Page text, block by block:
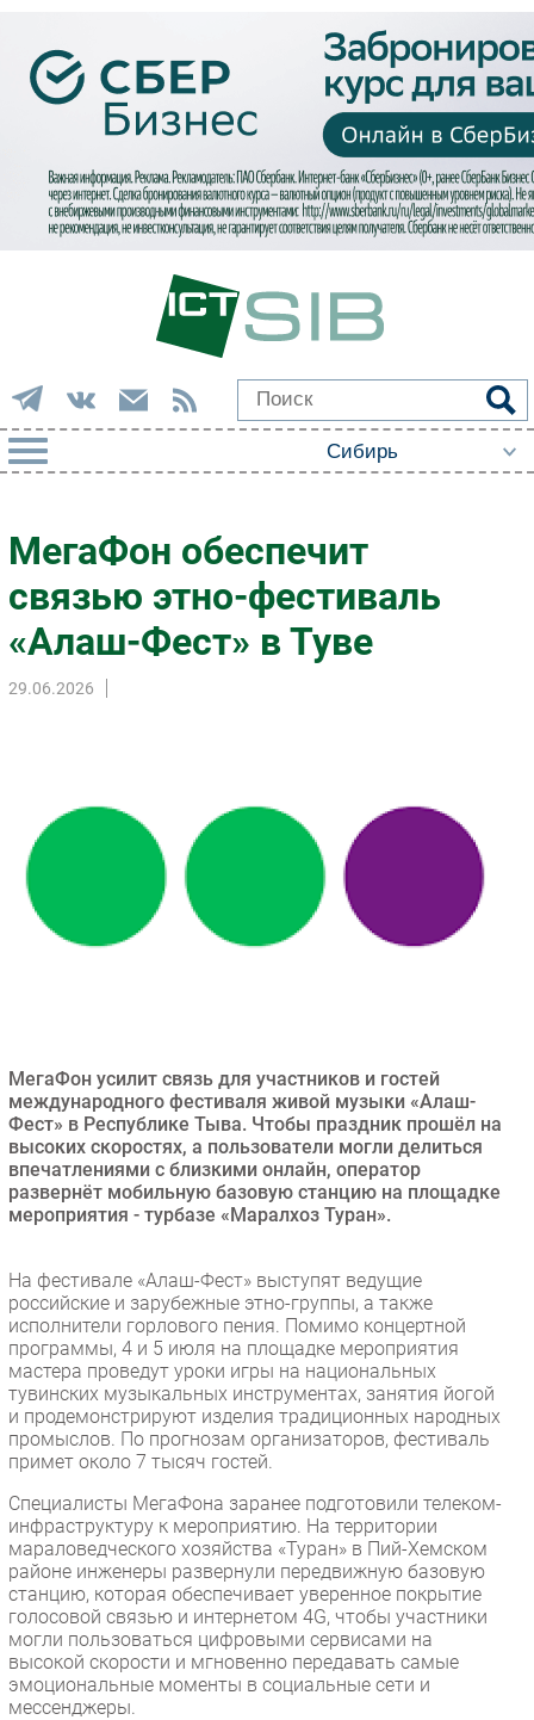
Импорто­замещение
Автоматизация Промышленности
Интернет
Фиксированная связь
Торговые сети
Оборудование
Outsourcing
Web
Безопасность
Инновации
CIO/Управление ИТ
Гаджеты
РАЗДЕЛЫ
Новости
Аналитика
Интервью
Мероприятия
IT класс
Тестовый стенд
Каталог компаний
МегаФон обеспечит
связью этно-фестиваль
«Алаш-Фест» в Туве
29.06.2026
МегаФон усилит связь для участников и гостей
международного фестиваля живой музыки «Алаш-
Фест» в Республике Тыва. Чтобы праздник прошёл на
высоких скоростях, а пользователи могли делиться
впечатлениями с близкими онлайн, оператор
развернёт мобильную базовую станцию на площадке
мероприятия - турбазе «Маралхоз Туран».
На фестивале «Алаш-Фест» выступят ведущие
российские и зарубежные этно-группы, а также
исполнители горлового пения. Помимо концертной
программы, 4 и 5 июля на площадке мероприятия
мастера проведут уроки игры на национальных
тувинских музыкальных инструментах, занятия йогой
и продемонстрируют изделия традиционных народных
промыслов. По прогнозам организаторов, фестиваль
примет около 7 тысяч гостей.
Специалисты МегаФона заранее подготовили телеком-
инфраструктуру к мероприятию. На территории
мараловедческого хозяйства «Туран» в Пий-Хемском
районе инженеры развернули передвижную базовую
станцию, которая обеспечивает уверенное покрытие
голосовой связью и интернетом 4G, чтобы участники
могли пользоваться цифровыми сервисами на
высокой скорости и мгновенно передавать самые
эмоциональные моменты в социальные сети и
мессенджеры.